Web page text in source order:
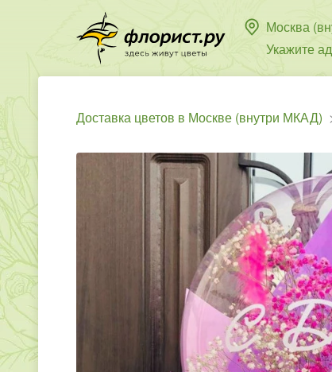
Москва
Укажите
Доставка цветов в Москве (внутри МКАД)